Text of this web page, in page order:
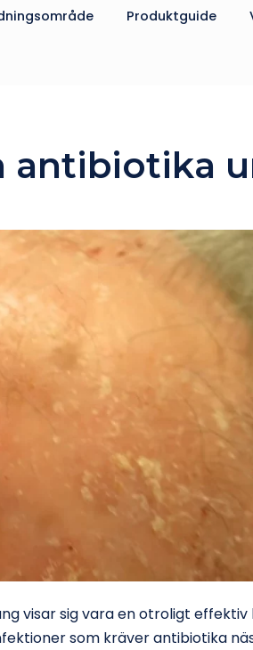
Produktguide
antibiotika
visar sig vara en otroligt effektiv
som kräver antibiotika